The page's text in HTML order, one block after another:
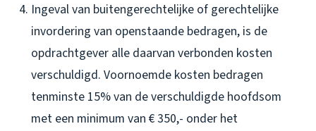
Ingeval van buitengerechtelijke of gerechtelijke
invordering van openstaande bedragen, is de
opdrachtgever alle daarvan verbonden kosten
verschuldigd. Voornoemde kosten bedragen
tenminste 15% van de verschuldigde hoofdsom
met een minimum van € 350,- onder het